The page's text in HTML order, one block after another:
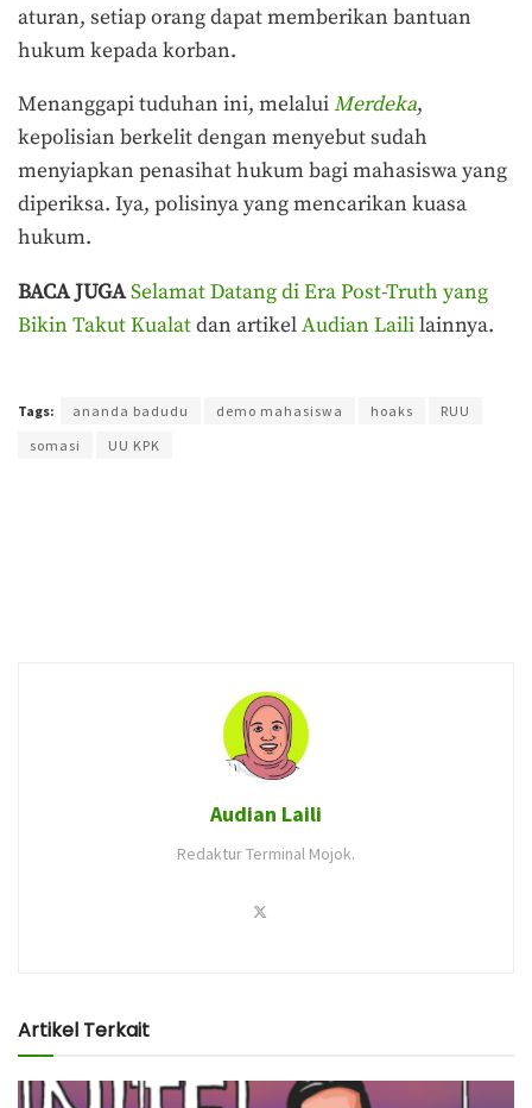
aturan, setiap orang dapat memberikan bantuan
hukum kepada korban.
Menanggapi tuduhan ini, melaluiMerdeka,
kepolisian berkelit dengan menyebut sudah
menyiapkan penasihat hukum bagi mahasiswa yang
diperiksa. Iya, polisinya yang mencarikan kuasa
hukum.
BACA JUGASelamat Datang di Era Post-Truth yang
Bikin Takut Kualatdan artikelAudian Laililainnya.
Tags: ananda badudu demo mahasiswa hoaks
RUU
somasi
UU KPK
Audian Laili
Redaktur Terminal Mojok.
Artikel Terkait